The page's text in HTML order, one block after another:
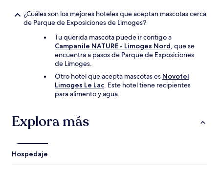
¿Cuáles son los mejores hoteles que aceptan mascotas cerca
de Parque de Exposiciones de Limoges?
Tu querida mascota puede ir contigo a
Campanile NATURE - Limoges Nord, que se
encuentra a pasos de Parque de Exposiciones
de Limoges.
Otro hotel que acepta mascotas es Novotel
Limoges Le Lac. Este hotel tiene recipientes
para alimento y agua.
Explora más
Hospedaje